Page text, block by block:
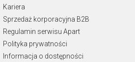
Kariera
Sprzedaż korporacyjna B2B
Regulamin serwisu Apart
Polityka prywatności
Informacja o dostępności